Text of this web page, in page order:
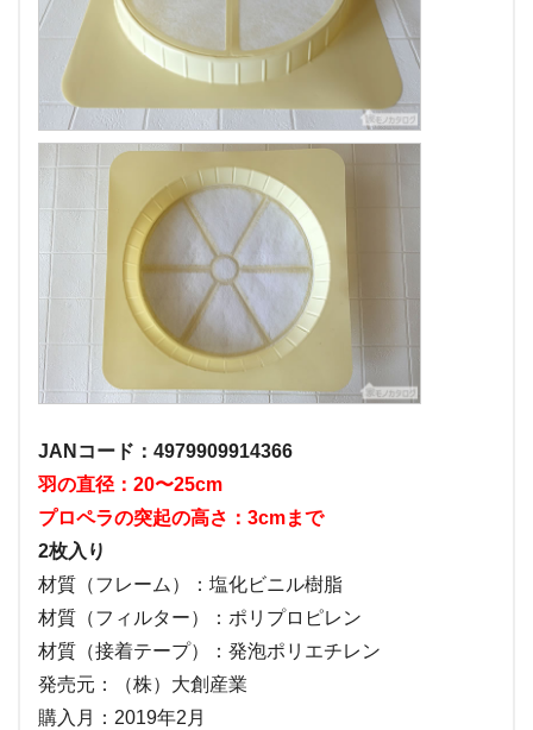
JANコード：4979909914366
羽の直径：20〜25cm
プロペラの突起の高さ：3cmまで
2枚入り
材質（フレーム）：塩化ビニル樹脂
材質（フィルター）：ポリプロピレン
材質（接着テープ）：発泡ポリエチレン
発売元：（株）大創産業
購入月：2019年2月